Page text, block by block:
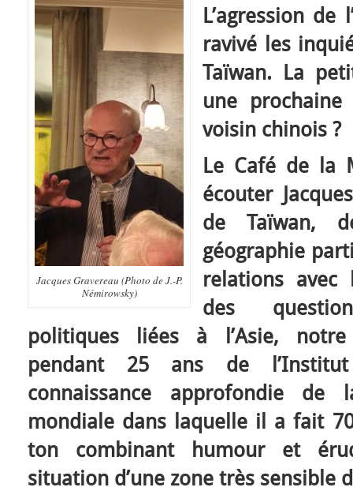
Jacques Gravereau (Photo de J.-P.
Némirowsky)
L’agression
ravivé les
Taïwan. La
une
voisin chinois ?
Le Café de la
écouter
de Taïwan,
géographie
relations avec
des
politiques liées à l’Asie,
pendant 25 ans de
connaissance approfondie de
mondiale dans laquelle il a fait
ton combinant humour et
situation d’une zone très sensible